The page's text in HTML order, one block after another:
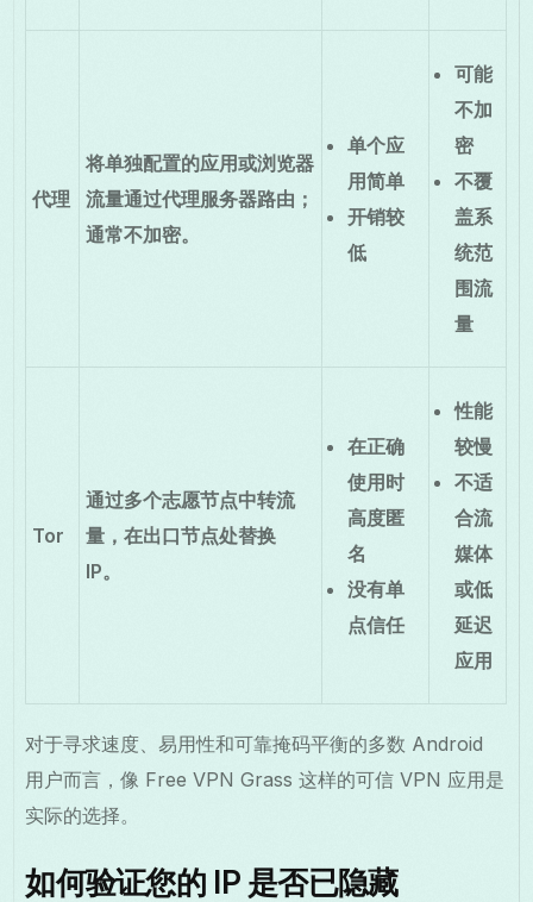
代理
将单独配置的应用或浏览器
流量通过代理服务器路由；
通常不加密。
单个应
用简单
开销较
低
可能
不加
密
不覆
盖系
统范
围流
量
Tor
通过多个志愿节点中转流
量，在出口节点处替换
IP。
在正确
使用时
高度匿
名
没有单
点信任
性能
较慢
不适
合流
媒体
或低
延迟
应用
对于寻求速度、易用性和可靠掩码平衡的多数 Android
用户而言，像 Free VPN Grass 这样的可信 VPN 应用是
实际的选择。
如何验证您的 IP 是否已隐藏